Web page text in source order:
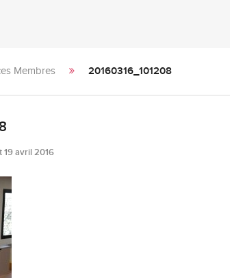
Membres 20160316_101208
19 avril 2016